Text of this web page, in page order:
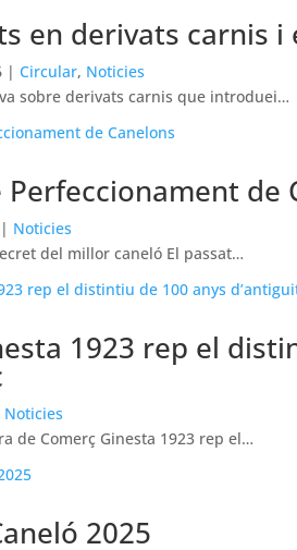
en derivats carnis i
|Circular, Noticies
sobre derivats carnis que introduei…
Perfeccionament de
| Noticies
del millor caneló El passat…
1923 rep el
Noticies
de Comerç Ginesta 1923 rep el…
2025